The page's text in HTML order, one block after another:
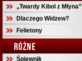
„Twardy Kibol z Młyna”
Dlaczego Widzew?
Felietony
RÓŻNE
Śpiewnik